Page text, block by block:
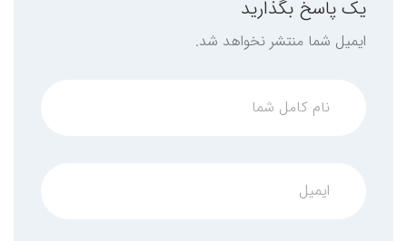
یک پاسخ بگذارید
ایمیل شما منتشر نخواهد شد.